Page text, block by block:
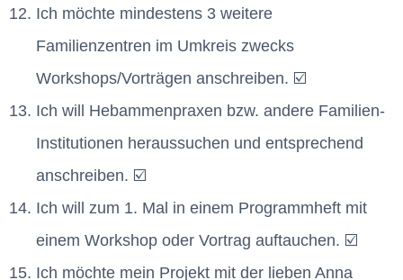
Ich möchte mindestens 3 weitere
Familienzentren im Umkreis zwecks
Workshops/Vorträgen anschreiben. ☑️
Ich will Hebammenpraxen bzw. andere Familien-
Institutionen heraussuchen und entsprechend
anschreiben. ☑️
Ich will zum 1. Mal in einem Programmheft mit
einem Workshop oder Vortrag auftauchen. ☑️
Ich möchte mein Projekt mit der lieben Anna